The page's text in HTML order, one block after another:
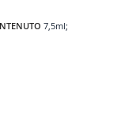
7,5ml